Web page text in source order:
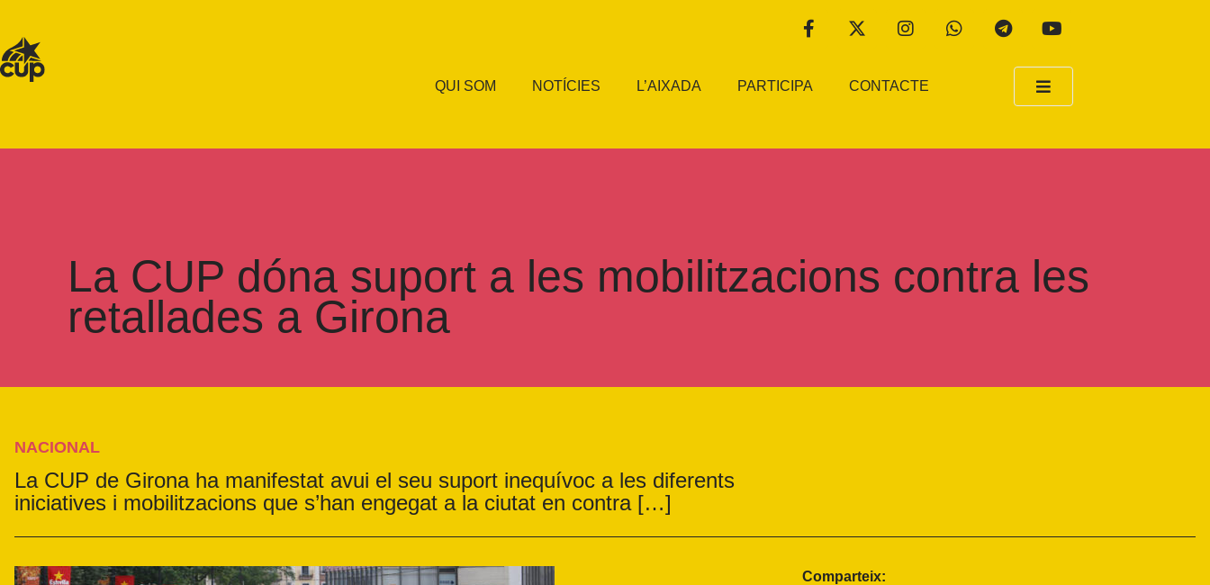
QUI SOM NOTÍCIES L’AIXADA PARTICIPA CONTACTE
La CUP dóna suport a les mobilitzacions contra les
retallades a Girona
NACIONAL
La CUP de Girona ha manifestat avui el seu suport inequívoc a les diferents
iniciatives i mobilitzacions que s’han engegat a la ciutat en contra […]
Comparteix: